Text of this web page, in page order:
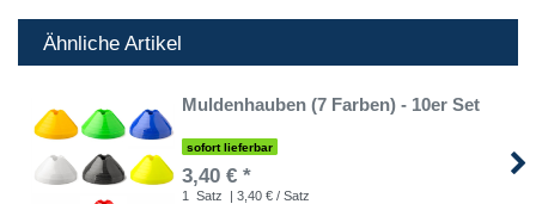
Ähnliche Artikel
Muldenhauben (7 Farben) - 10er Set
sofort lieferbar
3,40 € *
1 Satz | 3,40 € / Satz